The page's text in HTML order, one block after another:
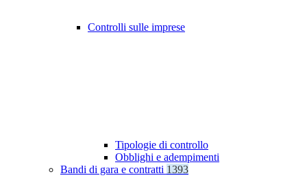
Controlli sulle imprese
Tipologie di controllo
Obblighi e adempimenti
Bandi di gara e contratti 1393